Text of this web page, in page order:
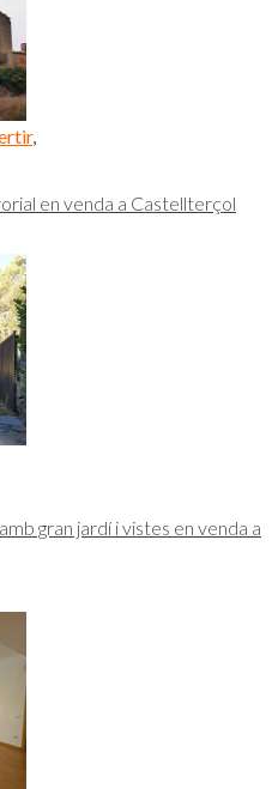
,
en venda a Castellterçol
gran jardí i vistes en venda a